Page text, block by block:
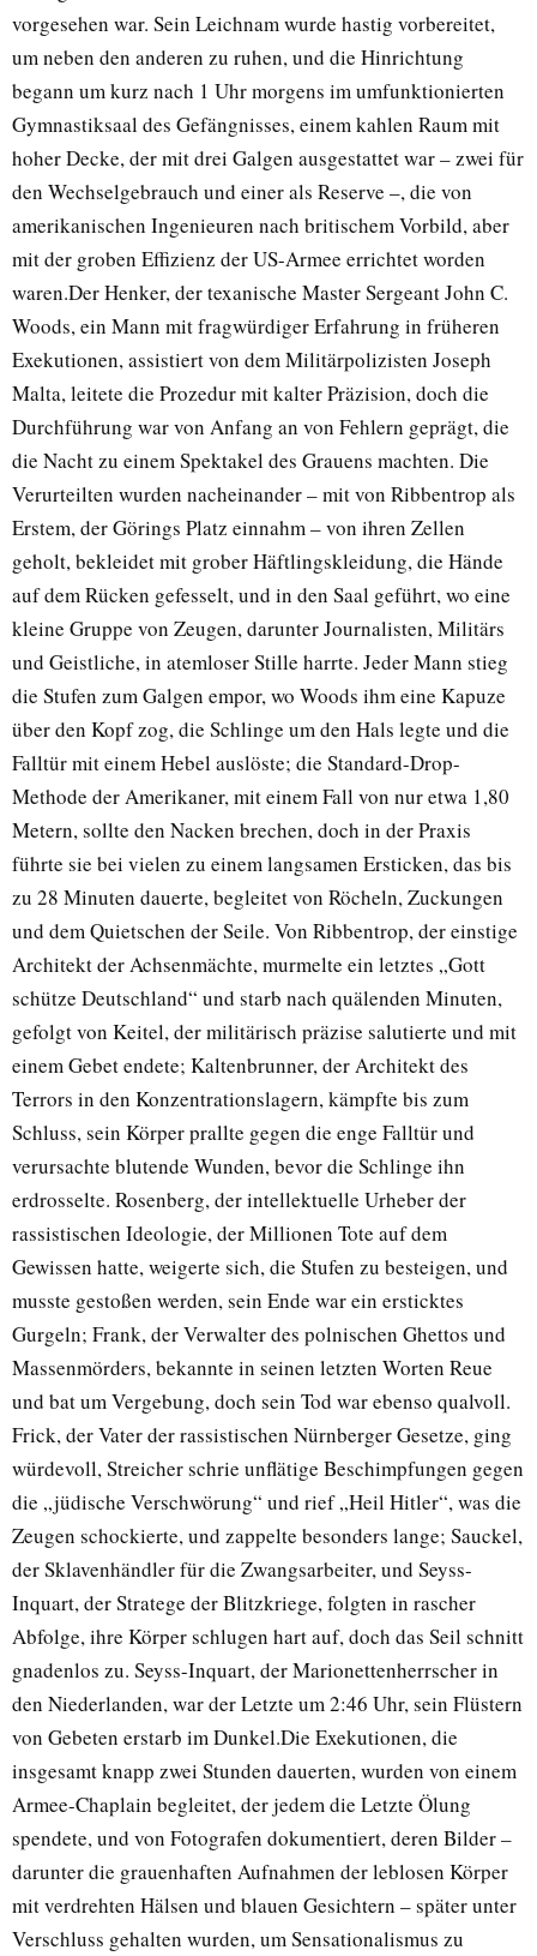
vorgesehen war. Sein Leichnam wurde hastig vorbereitet,
um neben den anderen zu ruhen, und die Hinrichtung
begann um kurz nach 1 Uhr morgens im umfunktionierten
Gymnastiksaal des Gefängnisses, einem kahlen Raum mit
hoher Decke, der mit drei Galgen ausgestattet war – zwei für
den Wechselgebrauch und einer als Reserve –, die von
amerikanischen Ingenieuren nach britischem Vorbild, aber
mit der groben Effizienz der US-Armee errichtet worden
waren.Der Henker, der texanische Master Sergeant John C.
Woods, ein Mann mit fragwürdiger Erfahrung in früheren
Exekutionen, assistiert von dem Militärpolizisten Joseph
Malta, leitete die Prozedur mit kalter Präzision, doch die
Durchführung war von Anfang an von Fehlern geprägt, die
die Nacht zu einem Spektakel des Grauens machten. Die
Verurteilten wurden nacheinander – mit von Ribbentrop als
Erstem, der Görings Platz einnahm – von ihren Zellen
geholt, bekleidet mit grober Häftlingskleidung, die Hände
auf dem Rücken gefesselt, und in den Saal geführt, wo eine
kleine Gruppe von Zeugen, darunter Journalisten, Militärs
und Geistliche, in atemloser Stille harrte. Jeder Mann stieg
die Stufen zum Galgen empor, wo Woods ihm eine Kapuze
über den Kopf zog, die Schlinge um den Hals legte und die
Falltür mit einem Hebel auslöste; die Standard-Drop-
Methode der Amerikaner, mit einem Fall von nur etwa 1,80
Metern, sollte den Nacken brechen, doch in der Praxis
führte sie bei vielen zu einem langsamen Ersticken, das bis
zu 28 Minuten dauerte, begleitet von Röcheln, Zuckungen
und dem Quietschen der Seile. Von Ribbentrop, der einstige
Architekt der Achsenmächte, murmelte ein letztes „Gott
schütze Deutschland“ und starb nach quälenden Minuten,
gefolgt von Keitel, der militärisch präzise salutierte und mit
einem Gebet endete; Kaltenbrunner, der Architekt des
Terrors in den Konzentrationslagern, kämpfte bis zum
Schluss, sein Körper prallte gegen die enge Falltür und
verursachte blutende Wunden, bevor die Schlinge ihn
erdrosselte. Rosenberg, der intellektuelle Urheber der
rassistischen Ideologie, der Millionen Tote auf dem
Gewissen hatte, weigerte sich, die Stufen zu besteigen, und
musste gestoßen werden, sein Ende war ein ersticktes
Gurgeln; Frank, der Verwalter des polnischen Ghettos und
Massenmörders, bekannte in seinen letzten Worten Reue
und bat um Vergebung, doch sein Tod war ebenso qualvoll.
Frick, der Vater der rassistischen Nürnberger Gesetze, ging
würdevoll, Streicher schrie unflätige Beschimpfungen gegen
die „jüdische Verschwörung“ und rief „Heil Hitler“, was die
Zeugen schockierte, und zappelte besonders lange; Sauckel,
der Sklavenhändler für die Zwangsarbeiter, und Seyss-
Inquart, der Stratege der Blitzkriege, folgten in rascher
Abfolge, ihre Körper schlugen hart auf, doch das Seil schnitt
gnadenlos zu. Seyss-Inquart, der Marionettenherrscher in
den Niederlanden, war der Letzte um 2:46 Uhr, sein Flüstern
von Gebeten erstarb im Dunkel.Die Exekutionen, die
insgesamt knapp zwei Stunden dauerten, wurden von einem
Armee-Chaplain begleitet, der jedem die Letzte Ölung
spendete, und von Fotografen dokumentiert, deren Bilder –
darunter die grauenhaften Aufnahmen der leblosen Körper
mit verdrehten Hälsen und blauen Gesichtern – später unter
Verschluss gehalten wurden, um Sensationalismus zu